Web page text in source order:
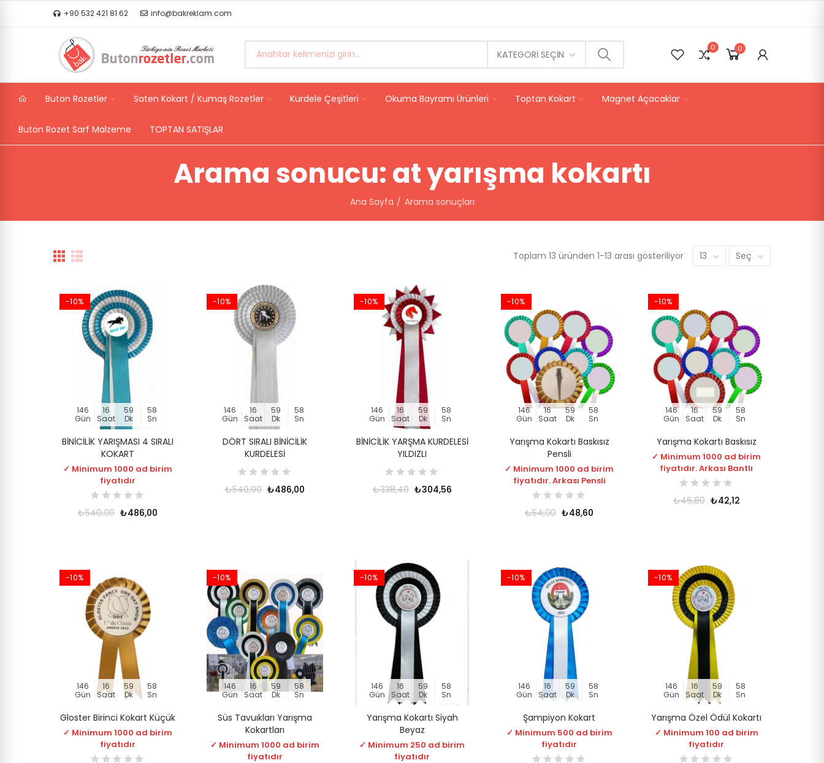
+90 532 421 81 62 info@bakreklam.com
KATEGORI SEÇIN
0 0
Buton Rozetler Saten Kokart / Kumaş Rozetler Kurdele Çeşitleri Okuma Bayramı Ürünleri Toptan Kokart Magnet Açacaklar
Buton Rozet Sarf Malzeme TOPTAN SATIŞLAR
Arama sonucu: at yarışma kokartı
Ana Sayfa Arama sonuçları
Toplam 13 üründen 1-13 arası gösteriliyor 13 Seç
-10%
146
Gün
16
Saat
59
Dk
57
Sn
BİNİCİLİK YARIŞMASI 4 SIRALI
KOKART
✓ Minimum 1000 ad birim
fiyatıdır
₺540,00 ₺486,00
-10%
146
Gün
16
Saat
59
Dk
57
Sn
DÖRT SIRALI BİNİCİLİK
KURDELESİ
₺540,00 ₺486,00
-10%
146
Gün
16
Saat
59
Dk
57
Sn
BİNİCİLİK YARŞMA KURDELESİ
YILDIZLI
₺338,40 ₺304,56
-10%
146
Gün
16
Saat
59
Dk
57
Sn
Yarışma Kokartı Baskısız
Pensli
✓ Minimum 1000 ad birim
fiyatıdır. Arkası Pensli
₺54,00 ₺48,60
-10%
146
Gün
16
Saat
59
Dk
57
Sn
Yarışma Kokartı Baskısız
✓ Minimum 1000 ad birim
fiyatıdır. Arkası Bantlı
₺46,80 ₺42,12
-10%
146
Gün
16
Saat
59
Dk
57
Sn
Gloster Birinci Kokart Küçük
✓ Minimum 1000 ad birim
fiyatıdır
-10%
146
Gün
16
Saat
59
Dk
57
Sn
Süs Tavuıkları Yarışma
Kokartları
✓ Minimum 1000 ad birim
fiyatıdır
-10%
146
Gün
16
Saat
59
Dk
57
Sn
Yarışma Kokartı Siyah
Beyaz
✓ Minimum 250 ad birim
fiyatıdır
-10%
146
Gün
16
Saat
59
Dk
57
Sn
Şampiyon Kokart
✓ Minimum 500 ad birim
fiyatıdır
-10%
146
Gün
16
Saat
59
Dk
57
Sn
Yarışma Özel Ödül Kokartı
✓ Minimum 100 ad birim
fiyatıdır